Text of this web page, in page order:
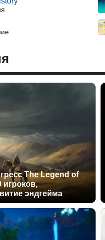
The Legend of
эндгейма